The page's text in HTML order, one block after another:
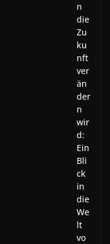
n
die
Zu
ku
nft
ver
än
der
n
wir
d:
Ein
Bli
ck
in
die
We
lt
vo